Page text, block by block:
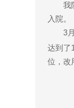
我院
入院。
3月
达到了
位，改